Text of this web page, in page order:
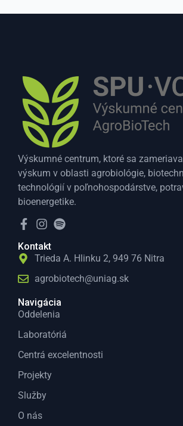
Výskumné centrum, ktoré sa
výskum v oblasti agrobiológie,
technológií v poľnohospodárstve,
bioenergetike.
Kontakt
Trieda A. Hlinku 2, 949 76 Nitra
agrobiotech@uniag.sk
Navigácia
Oddelenia
Laboratóriá
Centrá excelentnosti
Projekty
Služby
O nás